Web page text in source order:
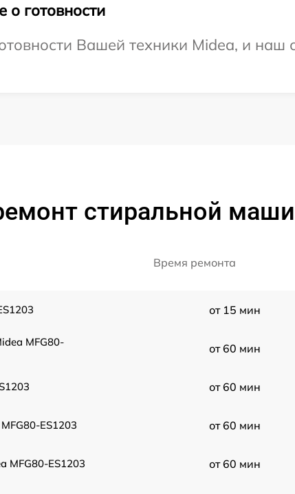
готовности
Вашей техники Midea, и наш
стиральной
Время ремонта
от 15 мин
MFG80-
от 60 мин
от 60 мин
ES1203 от 60 мин
MFG80-ES1203 от 60 мин